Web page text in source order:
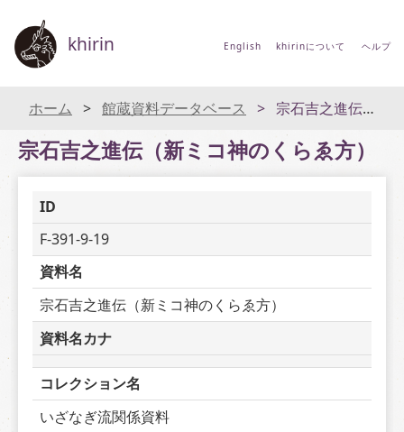
khirin English khirinについて ヘルプ
ホーム 館蔵資料データベース 宗石吉之進伝（新ミコ神のくらゑ方）
宗石吉之進伝（新ミコ神のくらゑ方）
ID
F-391-9-19
資料名
宗石吉之進伝（新ミコ神のくらゑ方）
資料名カナ
コレクション名
いざなぎ流関係資料